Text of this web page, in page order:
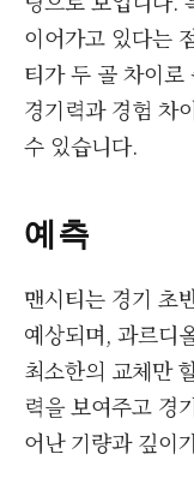
이어가고 있다는
티가 두 골 차이로
경기력과 경험 차
수 있습니다.
예측
맨시티는 경기 초
예상되며, 과르디
최소한의 교체만
력을 보여주고 경
어난 기량과 깊이